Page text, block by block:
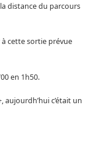
la distance du parcours
cette sortie prévue
en 1h50.
aujourdh’hui c’était un